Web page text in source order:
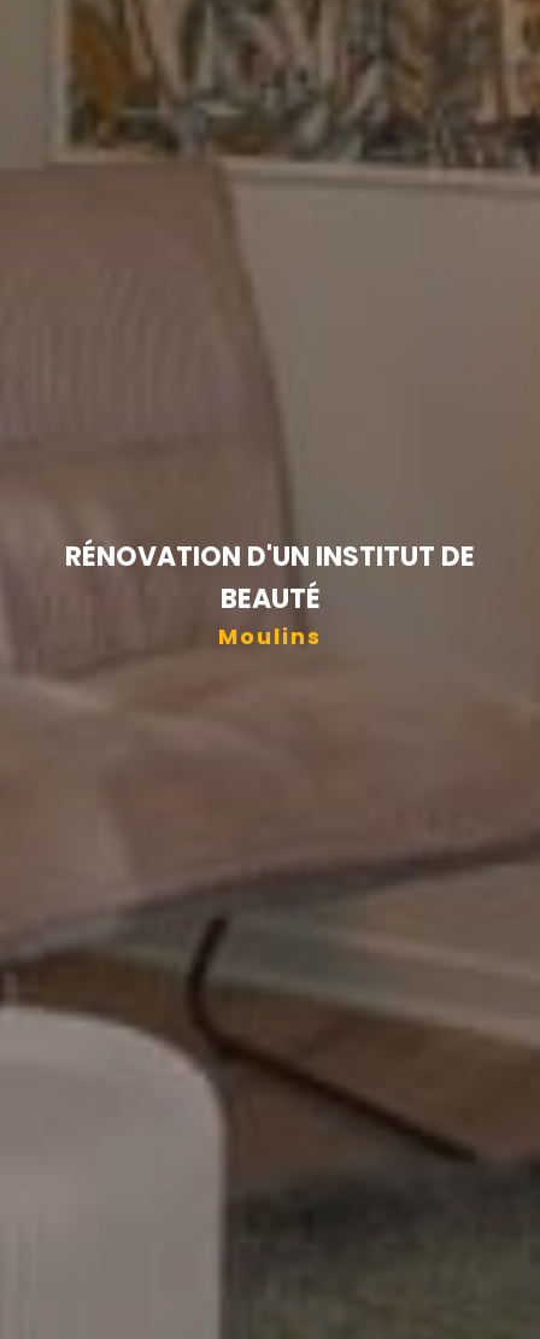
RÉNOVATION D'UN INSTITUT DE
BEAUTÉ
Moulins